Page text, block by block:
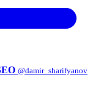
@damir_sharifyanov